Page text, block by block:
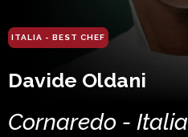
ITALIA - BEST CHEF
Davide Oldani
Cornaredo - Italia